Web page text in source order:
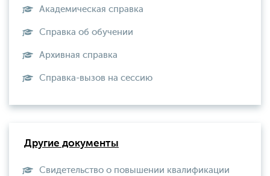
Академическая справка
Справка об обучении
Архивная справка
Справка-вызов на сессию
Другие документы
Свидетельство о повышении квалификации